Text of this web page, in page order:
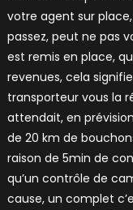
votre agent sur
passez, peut ne pas
est remis en place,
revenues, cela
transporteur vous la
attendait, en
de 20 km de
raison de 5min de
qu’un contrôle de
cause, un complet